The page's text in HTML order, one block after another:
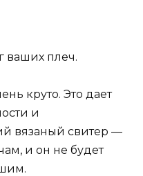
ваших плеч.
круто. Это дает
и
вязаный свитер —
и он не будет